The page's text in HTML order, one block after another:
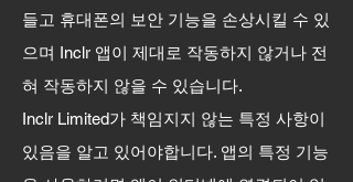
들고 휴대폰의 보안 기능을 손상시킬 수 있
으며 Inclr 앱이 제대로 작동하지 않거나 전
혀 작동하지 않을 수 있습니다.
Inclr Limited가 책임지지 않는 특정 사항이
있음을 알고 있어야합니다. 앱의 특정 기능